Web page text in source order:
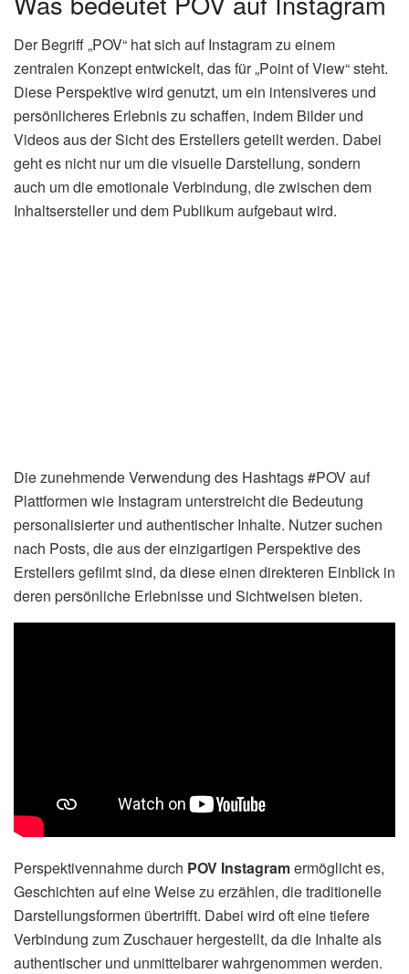
Der Begriff „POV“ hat sich auf Instagram zu einem
zentralen Konzept entwickelt, das für „Point of View“ steht.
Diese Perspektive wird genutzt, um ein intensiveres und
persönlicheres Erlebnis zu schaffen, indem Bilder und
Videos aus der Sicht des Erstellers geteilt werden. Dabei
geht es nicht nur um die visuelle Darstellung, sondern
auch um die emotionale Verbindung, die zwischen dem
Inhaltsersteller und dem Publikum aufgebaut wird.
Die zunehmende Verwendung des Hashtags #POV auf
Plattformen wie Instagram unterstreicht die Bedeutung
personalisierter und authentischer Inhalte. Nutzer suchen
nach Posts, die aus der einzigartigen Perspektive des
Erstellers gefilmt sind, da diese einen direkteren Einblick in
deren persönliche Erlebnisse und Sichtweisen bieten.
Perspektivennahme durch POV Instagramermöglicht es,
Geschichten auf eine Weise zu erzählen, die traditionelle
Darstellungsformen übertrifft. Dabei wird oft eine tiefere
Verbindung zum Zuschauer hergestellt, da die Inhalte als
authentischer und unmittelbarer wahrgenommen werden.